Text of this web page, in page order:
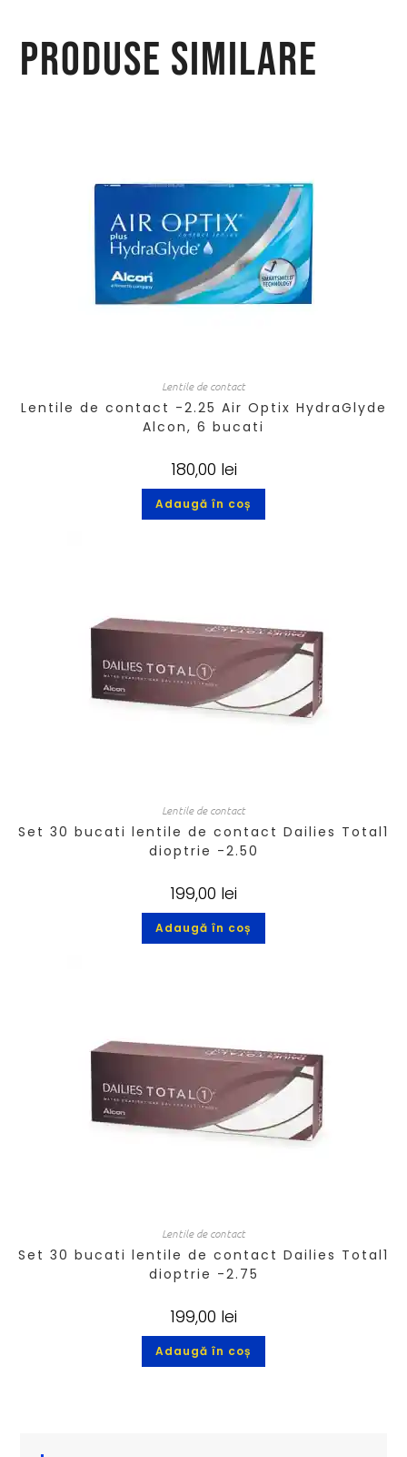
Produse similare
Lentile de contact
Lentile de contact -2.25 Air Optix HydraGlyde
Alcon, 6 bucati
180,00 lei
Adaugă în coș
Lentile de contact
Set 30 bucati lentile de contact Dailies Total1
dioptrie -2.50
199,00 lei
Adaugă în coș
Lentile de contact
Set 30 bucati lentile de contact Dailies Total1
dioptrie -2.75
199,00 lei
Adaugă în coș